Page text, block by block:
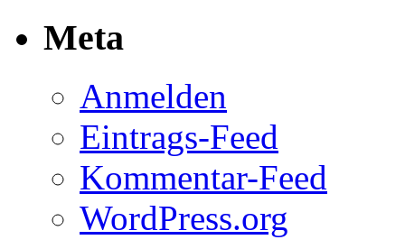
Meta
Anmelden
Eintrags-Feed
Kommentar-Feed
WordPress.org